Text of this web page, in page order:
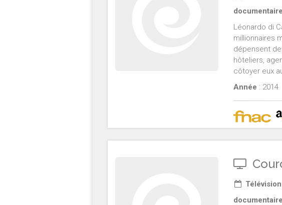
Léonardo di
millionnaires
dépensent
hôteliers,
côtoyer eux
Année : 2014
Télévision